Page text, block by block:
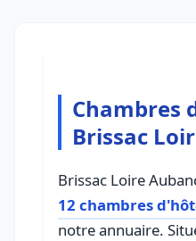
Chambres
Brissac
Brissac Loire
12 chambres
notre annuaire.